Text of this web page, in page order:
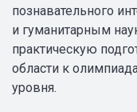
познавательного
и гуманитарным
практическую
области к
уровня.